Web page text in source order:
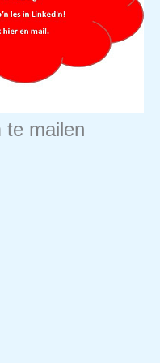
te mailen